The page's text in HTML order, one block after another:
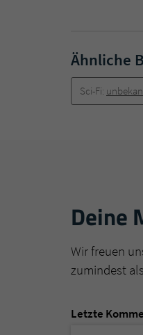
Ähnliche
Sci-Fi:
Deine
Wir freuen
zumindest
Letzte